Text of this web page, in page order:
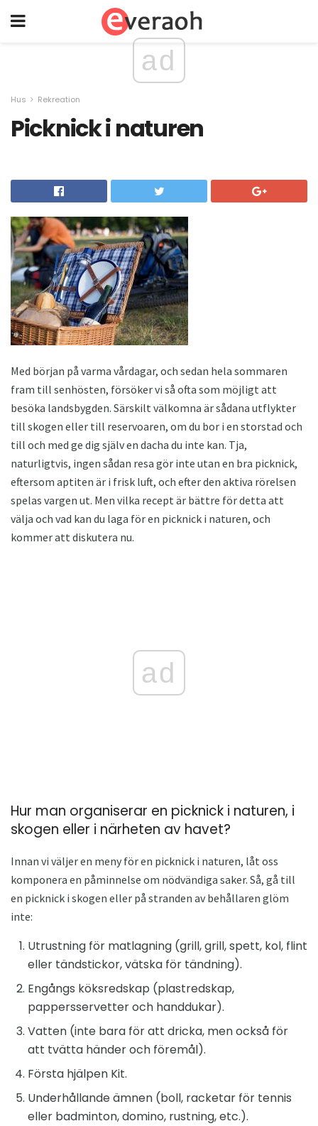
ad
Hus Rekreation
Picknick i naturen
Med början på varma vårdagar, och sedan hela sommaren
fram till senhösten, försöker vi så ofta som möjligt att
besöka landsbygden. Särskilt välkomna är sådana utflykter
till skogen eller till reservoaren, om du bor i en storstad och
till och med ge dig själv en dacha du inte kan. Tja,
naturligtvis, ingen sådan resa gör inte utan en bra picknick,
eftersom aptiten är i frisk luft, och efter den aktiva rörelsen
spelas vargen ut. Men vilka recept är bättre för detta att
välja och vad kan du laga för en picknick i naturen, och
kommer att diskutera nu.
ad
Hur man organiserar en picknick i naturen, i
skogen eller i närheten av havet?
Innan vi väljer en meny för en picknick i naturen, låt oss
komponera en påminnelse om nödvändiga saker. Så, gå till
en picknick i skogen eller på stranden av behållaren glöm
inte:
Utrustning för matlagning (grill, grill, spett, kol, flint
eller tändstickor, vätska för tändning).
Engångs köksredskap (plastredskap,
pappersservetter och handdukar).
Vatten (inte bara för att dricka, men också för
att tvätta händer och föremål).
Första hjälpen Kit.
Underhållande ämnen (boll, racketar för tennis
eller badminton, domino, rustning, etc.).